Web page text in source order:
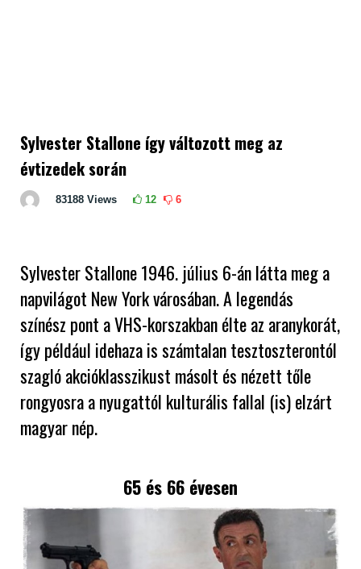
Sylvester Stallone így változott meg az
évtizedek során
83188 Views 12 6
Sylvester Stallone 1946. július 6-án látta meg a
napvilágot New York városában. A legendás
színész pont a VHS-korszakban élte az aranykorát,
így például idehaza is számtalan tesztoszterontól
szagló akcióklasszikust másolt és nézett tőle
rongyosra a nyugattól kulturális fallal (is) elzárt
magyar nép.
65 és 66 évesen